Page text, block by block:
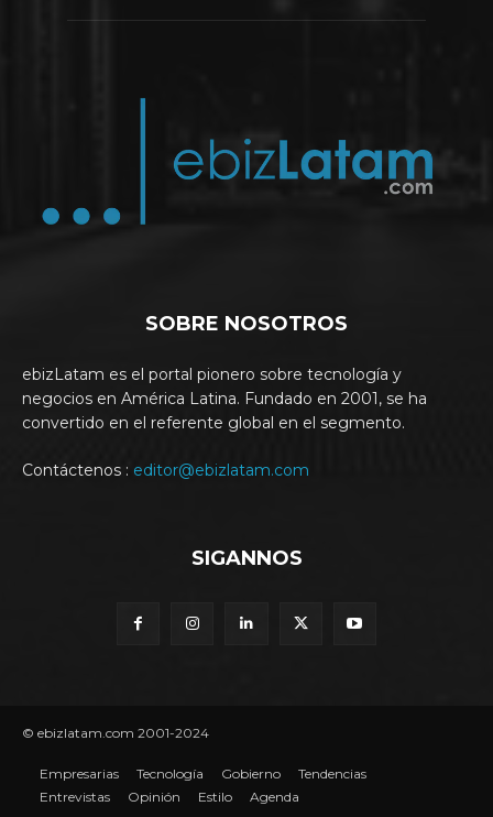
SOBRE NOSOTROS
ebizLatam es el portal pionero sobre tecnología y
negocios en América Latina. Fundado en 2001, se ha
convertido en el referente global en el segmento.
Contáctenos : editor@ebizlatam.com
SIGANNOS
© ebizlatam.com 2001-2024
Empresarias Tecnología Gobierno
Tendencias
Entrevistas
Opinión Estilo Agenda